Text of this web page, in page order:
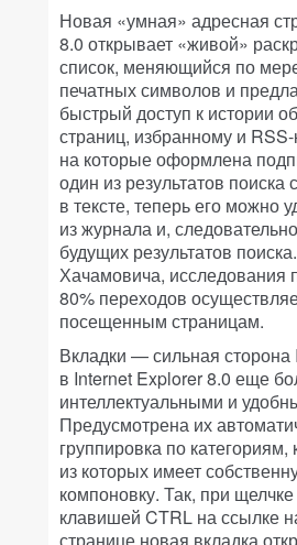
Новая «умная» адресная
8.0 открывает «живой»
список, меняющийся по
печатных символов и
быстрый доступ к истории
страниц, избранному и
на которые оформлена
один из результатов
в тексте, теперь его можно
из журнала и,
будущих результатов
Хачамовича, исследования
80% переходов
посещенным страницам.
Вкладки — сильная
в Internet Explorer 8.0 еще
интеллектуальными и
Предусмотрена их
группировка по категориям,
из которых имеет
компоновку. Так, при
клавишей CTRL на ссылке